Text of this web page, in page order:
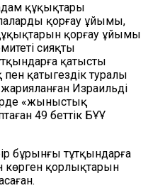
құқықтары
қорғау ұйымы,
қорғау ұйымы
сияқты
қатысты
қатыгездік туралы
Израильді
«жыныстық
49 беттік БҰҰ
бұрынғы тұтқындарға
көрген қорлықтарын